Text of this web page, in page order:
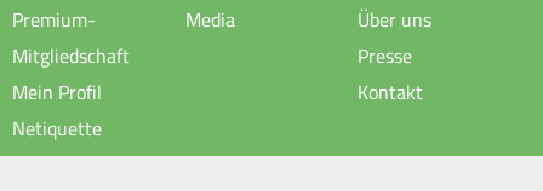
Premium-
Mitgliedschaft
Mein Profil
Netiquette
Media
Über uns
Presse
Kontakt
Rechtliche Hinweise